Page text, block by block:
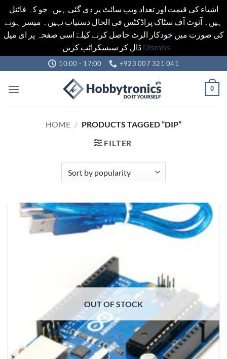
اشیاء کی قیمت اور تعداد ویب سائٹ پر دی گئی ہیں۔جو کہ فائنل
ہیں۔ آئوٹ آف سٹاک پراڈکٹس فی الحال دستیاب نہیں۔ میسر ہونے
کی صورت میں خودکار الرٹ حاصل کرنے کیلےَ اسی صفحہ پر ای میل
ڈال کر سبسکرائب کریں۔ Dismiss
to
content
10:00 - 17:00 +923 007 321 041
0
HOME / PRODUCTS TAGGED “DIP”
FILTER
OUT OF STOCK